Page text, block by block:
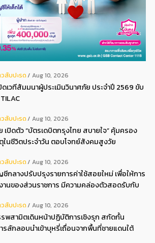
สับปะรด Aug 10, 2026
ดเวทีสัมมนาผู้ประเมินวินาศภัย ประจำปี 2569 ขับ
สับปะรด Aug 10, 2026
เปิดตัว “บัตรเดบิตกรุงไทย สบายใจ” คุ้มครอง
ในชีวิตประจำวัน ตอบโจทย์สังคมสูงวัย
สับปะรด Aug 10, 2026
กลางปรับปรุงรายการค่าใช้สอยใหม่ เพื่อให้การ
านของส่วนราชการ มีความคล่องตัวสอดรับกับ
สับปะรด Aug 10, 2026
พสามิตเดินหน้าปฏิบัติการเชิงรุก สกัดกั้น
รลักลอบนำเข้าบุหรี่เถื่อนจากพื้นที่ชายแดนใต้